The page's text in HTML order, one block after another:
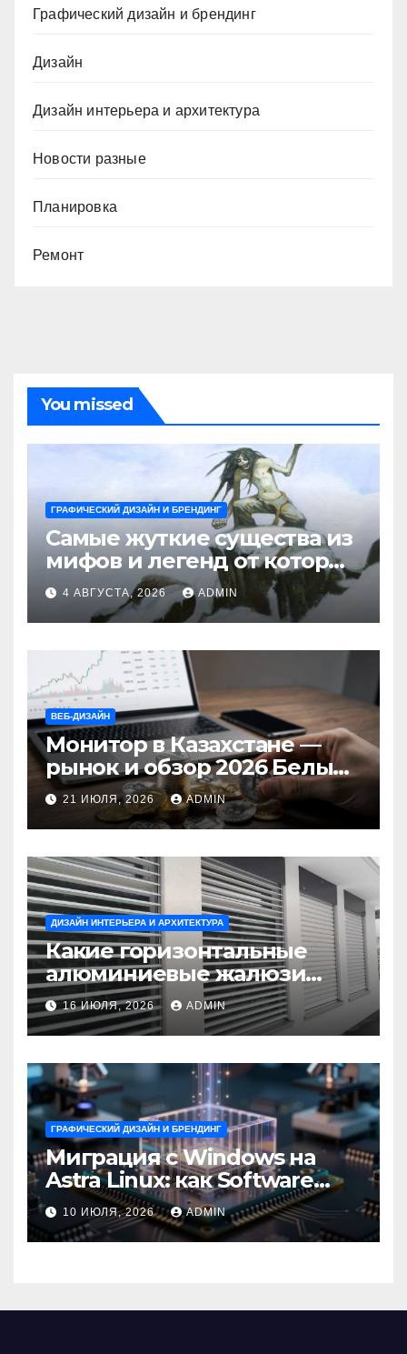
Графический дизайн и брендинг
Дизайн
Дизайн интерьера и архитектура
Новости разные
Планировка
Ремонт
You missed
ГРАФИЧЕСКИЙ ДИЗАЙН И БРЕНДИНГ
Самые жуткие существа из
мифов и легенд от которых
стынет кровь
4 АВГУСТА, 2026 ADMIN
ВЕБ-ДИЗАЙН
Монитор в Казахстане —
рынок и обзор 2026 Белый
Ветер Shop.kz
21 ИЮЛЯ, 2026 ADMIN
ДИЗАЙН ИНТЕРЬЕРА И АРХИТЕКТУРА
Какие горизонтальные
алюминиевые жалюзи
выбрать для окон?
16 ИЮЛЯ, 2026 ADMIN
ГРАФИЧЕСКИЙ ДИЗАЙН И БРЕНДИНГ
Миграция с Windows на
Astra Linux: как Software
Group успешно перешла на
отечественную ОС
10 ИЮЛЯ, 2026 ADMIN